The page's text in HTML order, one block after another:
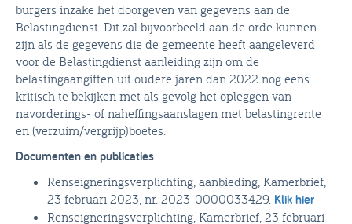
burgers inzake het doorgeven van gegevens aan de
Belastingdienst. Dit zal bijvoorbeeld aan de orde kunnen
zijn als de gegevens die de gemeente heeft aangeleverd
voor de Belastingdienst aanleiding zijn om de
belastingaangiften uit oudere jaren dan 2022 nog eens
kritisch te bekijken met als gevolg het opleggen van
navorderings- of naheffingsaanslagen met belastingrente
en (verzuim/vergrijp)boetes.
Documenten en publicaties
Renseigneringsverplichting, aanbieding, Kamerbrief,
23 februari 2023, nr. 2023-0000033429. Klik hier
Renseigneringsverplichting, Kamerbrief, 23 februari